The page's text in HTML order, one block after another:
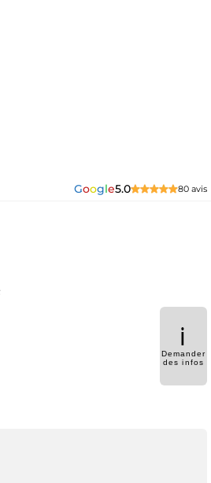
Google5.0 80 avis
ℹ️
Demander
des infos